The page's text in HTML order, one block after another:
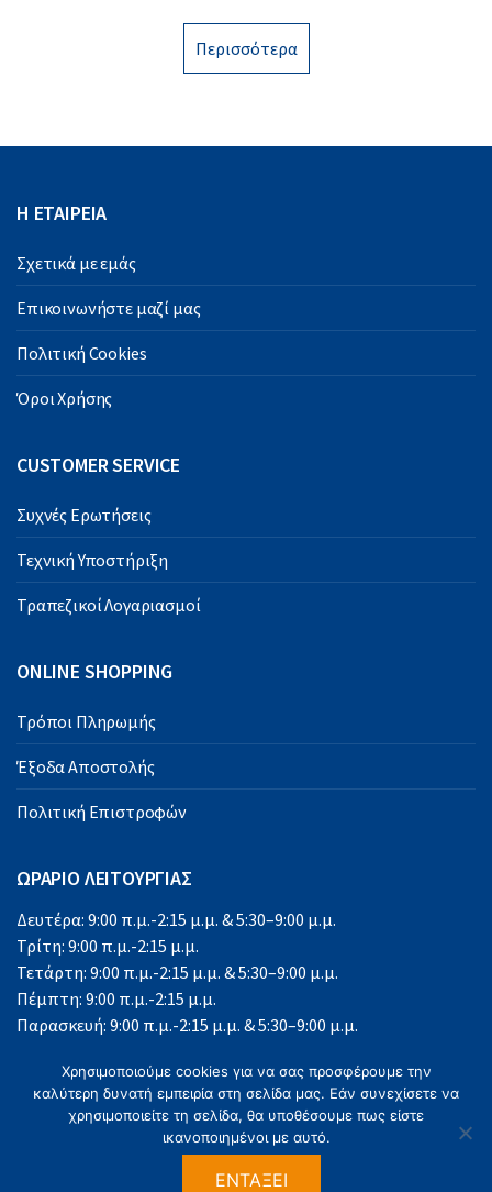
Περισσότερα
Η ΕΤΑΙΡΕΙΑ
Σχετικά με εμάς
Επικοινωνήστε μαζί μας
Πολιτική Cookies
Όροι Χρήσης
CUSTOMER SERVICE
Συχνές Ερωτήσεις
Τεχνική Υποστήριξη
Τραπεζικοί Λογαριασμοί
ONLINE SHOPPING
Τρόποι Πληρωμής
Έξοδα Αποστολής
Πολιτική Επιστροφών
ΩΡΑΡΙΟ ΛΕΙΤΟΥΡΓΙΑΣ
Δευτέρα: 9:00 π.μ.-2:15 μ.μ. & 5:30–9:00 μ.μ.
Τρίτη: 9:00 π.μ.-2:15 μ.μ.
Τετάρτη: 9:00 π.μ.-2:15 μ.μ. & 5:30–9:00 μ.μ.
Πέμπτη: 9:00 π.μ.-2:15 μ.μ.
Παρασκευή: 9:00 π.μ.-2:15 μ.μ. & 5:30–9:00 μ.μ.
Κυριακή: Κλειστά
©2023 Office Solutions
Χρησιμοποιούμε cookies για να σας προσφέρουμε την
καλύτερη δυνατή εμπειρία στη σελίδα μας. Εάν συνεχίσετε να
χρησιμοποιείτε τη σελίδα, θα υποθέσουμε πως είστε
ικανοποιημένοι με αυτό.
ΕΝΤΆΞΕΙ